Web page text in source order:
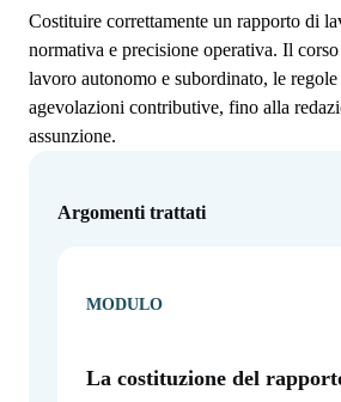
Costituire correttamente un rapporto di
normativa e precisione operativa. Il
lavoro autonomo e subordinato, le
agevolazioni contributive, fino alla
assunzione.
Argomenti trattati
MODULO
La costituzione del